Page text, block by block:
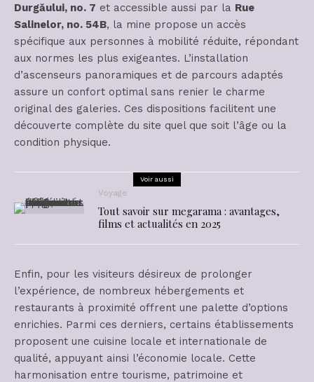
Durgăului, no. 7 et accessible aussi par la Rue
Salinelor, no. 54B, la mine propose un accès
spécifique aux personnes à mobilité réduite, répondant
aux normes les plus exigeantes. L’installation
d’ascenseurs panoramiques et de parcours adaptés
assure un confort optimal sans renier le charme
original des galeries. Ces dispositions facilitent une
découverte complète du site quel que soit l’âge ou la
condition physique.
Voir aussi
Voyage
Tout savoir sur megarama : avantages,
films et actualités en 2025
Enfin, pour les visiteurs désireux de prolonger
l’expérience, de nombreux hébergements et
restaurants à proximité offrent une palette d’options
enrichies. Parmi ces derniers, certains établissements
proposent une cuisine locale et internationale de
qualité, appuyant ainsi l’économie locale. Cette
harmonisation entre tourisme, patrimoine et